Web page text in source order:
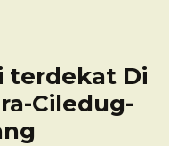
terdekat Di
Ciledug-